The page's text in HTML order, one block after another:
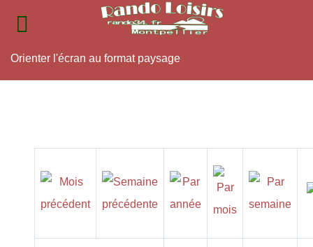
Orienter l'écran au format paysage